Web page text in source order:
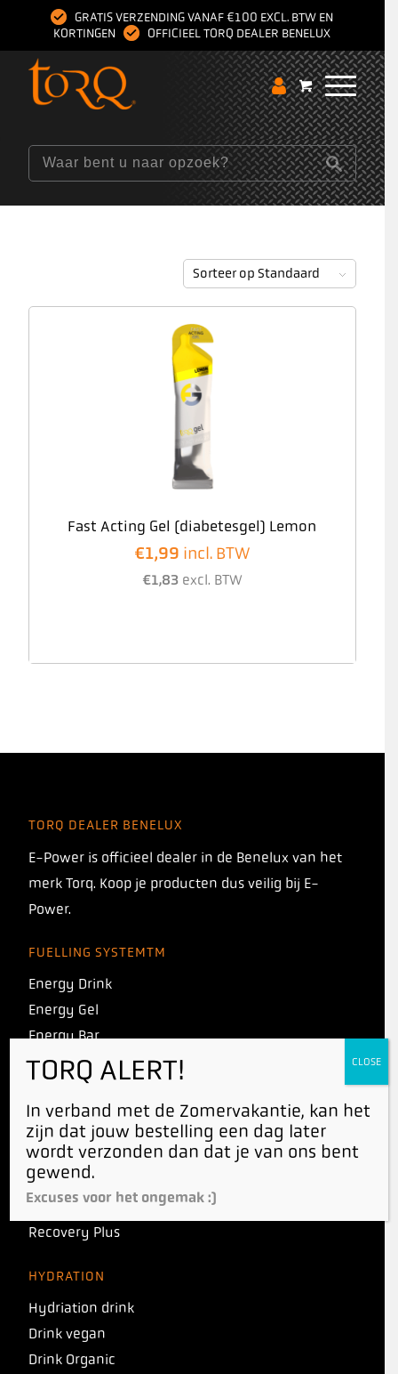
GRATIS VERZENDING VANAF €100 EXCL. BTW EN
KORTINGEN
OFFICIEEL TORQ DEALER BENELUX
Sorteer op Standaard
Fast Acting Gel (diabetesgel) Lemon
€1,99 incl. BTW
€1,83 excl. BTW
TORQ DEALER BENELUX
E-Power is officieel dealer in de Benelux van het
merk Torq. Koop je producten dus veilig bij E-
Power.
FUELLING SYSTEMTM
Energy Drink
Energy Gel
Energy Bar
Energy Chew
RECOVERY SYSTEMTM
Recovery drink
Vegan Recovery drink
Organic energy drink powder
Recovery Plus
HYDRATION
Hydriation drink
Drink vegan
Drink Organic
TORQ ALERT!
In verband met de Zomervakantie, kan het
zijn dat jouw bestelling een dag later
wordt verzonden dan dat je van ons bent
gewend.
Excuses voor het ongemak :)
CLOSE